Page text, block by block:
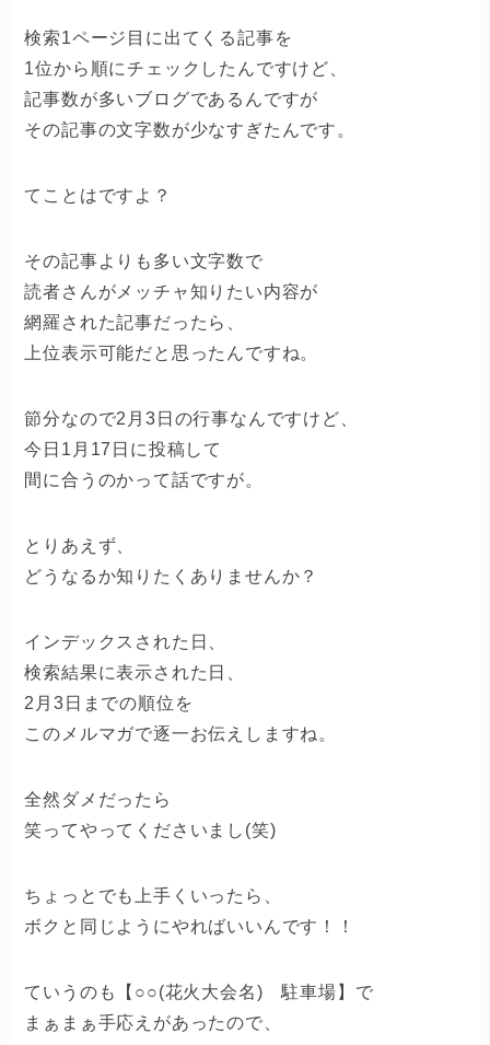
検索1ページ目に出てくる記事を
1位から順にチェックしたんですけど、
記事数が多いブログであるんですが
その記事の文字数が少なすぎたんです。
てことはですよ？
その記事よりも多い文字数で
読者さんがメッチャ知りたい内容が
網羅された記事だったら、
上位表示可能だと思ったんですね。
節分なので2月3日の行事なんですけど、
今日1月17日に投稿して
間に合うのかって話ですが。
とりあえず、
どうなるか知りたくありませんか？
インデックスされた日、
検索結果に表示された日、
2月3日までの順位を
このメルマガで逐一お伝えしますね。
全然ダメだったら
笑ってやってくださいまし(笑)
ちょっとでも上手くいったら、
ボクと同じようにやればいいんです！！
ていうのも【○○(花火大会名) 駐車場】で
まぁまぁ手応えがあったので、